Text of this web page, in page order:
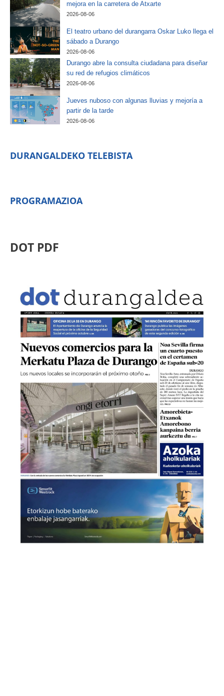
mejora en la carretera de Atxarte
2026-08-06
El teatro urbano del durangarra Oskar Luko llega el
sábado a Durango
2026-08-06
Durango abre la consulta ciudadana para diseñar
su red de refugios climáticos
2026-08-06
Jueves nuboso con algunas lluvias y mejoría a
partir de la tarde
2026-08-06
DURANGALDEKO TELEBISTA
PROGRAMAZIOA
DOT PDF